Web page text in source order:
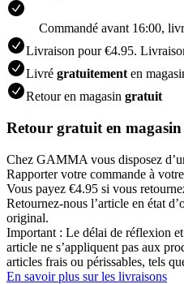
Commandé avant 16:00,
Livraison pour €4.95.
Livré gratuitement en
Retour en magasin gratuit
Retour gratuit en magasin
Chez GAMMA vous disposez
Rapporter votre commande à
Vous payez €4.95 si vous
Retournez-nous l’article en état
original.
Important : Le délai de réflexion
article ne s’appliquent pas aux
articles frais ou périssables, tels
En savoir plus sur les livraisons